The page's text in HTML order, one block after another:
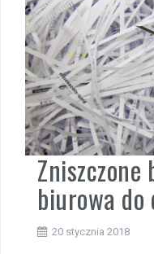
biurowa
20 stycznia 2018